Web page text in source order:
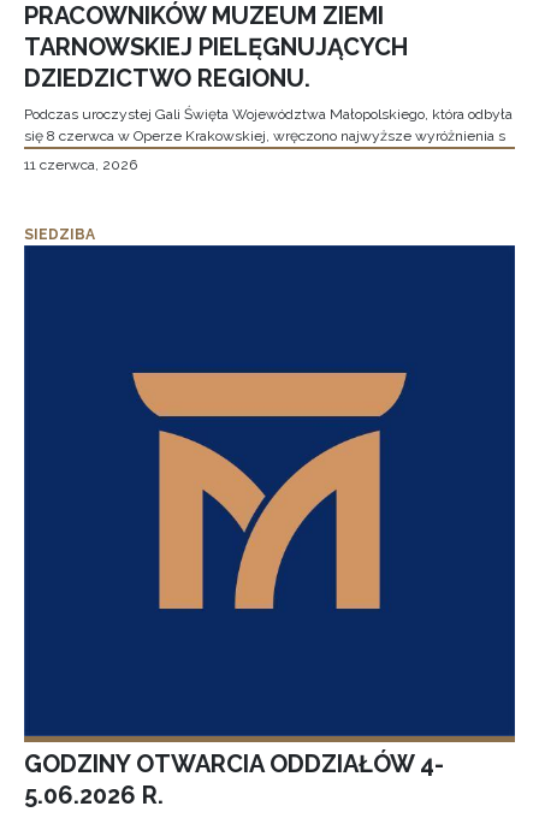
PRACOWNIKÓW MUZEUM ZIEMI
TARNOWSKIEJ PIELĘGNUJĄCYCH
DZIEDZICTWO REGIONU.
Podczas uroczystej Gali Święta Województwa Małopolskiego, która odbyła
się 8 czerwca w Operze Krakowskiej, wręczono najwyższe wyróżnienia s
11 czerwca, 2026
SIEDZIBA
GODZINY OTWARCIA ODDZIAŁÓW 4-
5.06.2026 R.